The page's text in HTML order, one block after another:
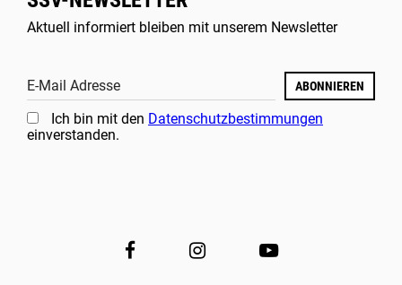
Aktuell informiert bleiben mit unserem Newsletter
E-Mail Adresse ABONNIEREN
Ich bin mit den Datenschutzbestimmungen
einverstanden.